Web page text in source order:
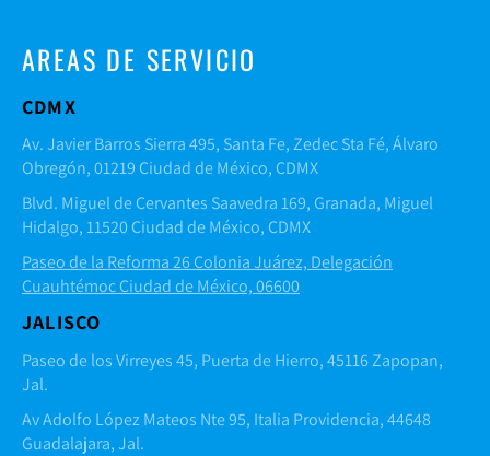
AREAS DE SERVICIO
CDMX
Av. Javier Barros Sierra 495, Santa Fe, Zedec Sta Fé, Álvaro
Obregón, 01219 Ciudad de México, CDMX
Blvd. Miguel de Cervantes Saavedra 169, Granada, Miguel
Hidalgo, 11520 Ciudad de México, CDMX
Paseo de la Reforma 26 Colonia Juárez, Delegación
Cuauhtémoc Ciudad de México, 06600
JALISCO
Paseo de los Virreyes 45, Puerta de Hierro, 45116 Zapopan,
Jal.
Av Adolfo López Mateos Nte 95, Italia Providencia, 44648
Guadalajara, Jal.